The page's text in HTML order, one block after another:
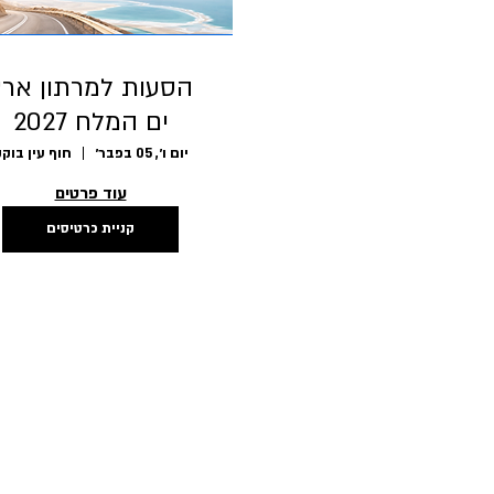
הסעות למרתון
ים המלח 2027
יום ו׳, 05 בפבר׳ חוף עין
עוד פרטים
קניית כרטיסים